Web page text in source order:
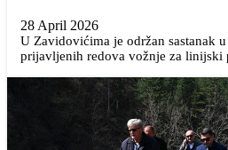
28 April 2026
U Zavidovićima je održan sastanak
prijavljenih redova vožnje za linijski